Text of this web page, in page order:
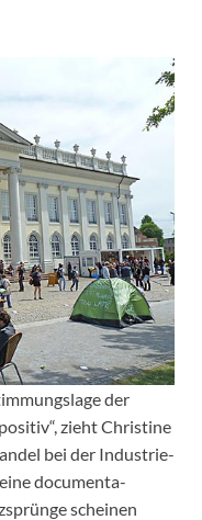
der
zieht Christine
bei der Industrie-
documenta-
scheinen